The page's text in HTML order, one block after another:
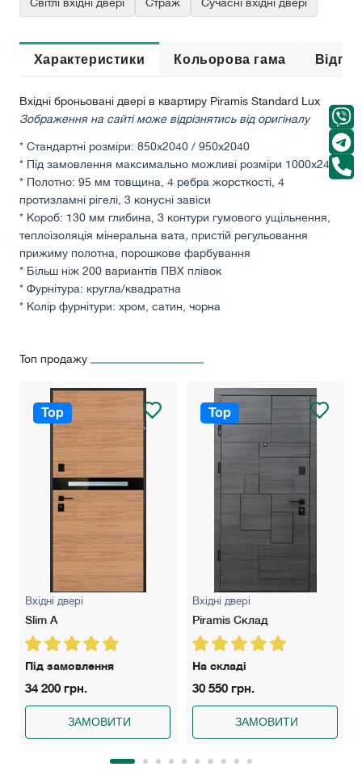
Характеристики Кольорова гама
Вхідні броньовані двері в квартиру Piramis Standard Lux
Зображення на сайті може відрізнятись від оригіналу
* Стандартні розміри: 850х2040 / 950х2040
* Під замовлення максимально можливі розміри 1000х2400
* Полотно: 95 мм товщина, 4 ребра жорсткості, 4
протизламні рігелі, 3 конусні завіси
* Короб: 130 мм глибина, 3 контури гумового ущільнення,
теплоізоляція мінеральна вата, пристій регульовання
прижиму полотна, порошкове фарбування
* Більш ніж 200 вариантів ПВХ плівок
* Фурнітура: кругла/квадратна
* Колір фурнітури: хром, сатин, чорна
Топ продажу
Top
Вхідні двері
Slim A
Під замовлення
34 200 грн.
ЗАМОВИТИ
Top
Вхідні двері
Piramis Склад
На складі
30 550 грн.
ЗАМОВИТИ